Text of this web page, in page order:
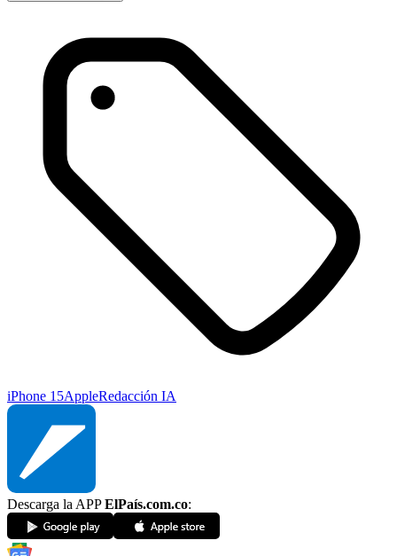
iPhone 15AppleRedacción IA
Descarga la APPElPaís.com.co: